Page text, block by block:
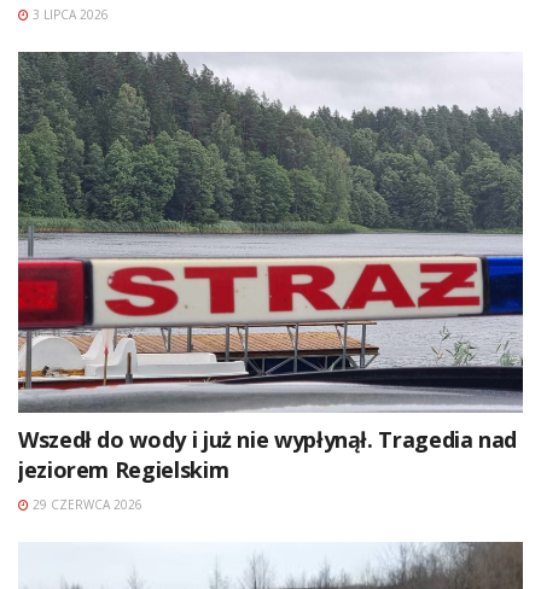
3 LIPCA 2026
Wszedł do wody i już nie wypłynął. Tragedia nad
jeziorem Regielskim
29 CZERWCA 2026